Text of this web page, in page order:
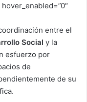
entre el
Social y la
esfuerzo por
de
de su